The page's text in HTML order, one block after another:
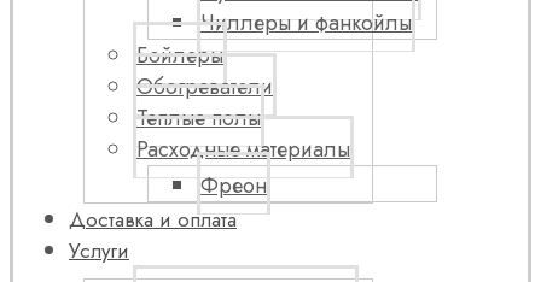
Чиллеры и фанкойлы
Бойлеры
Обогреватели
Теплые полы
Расходные материалы
Фреон
Доставка и оплата
Услуги